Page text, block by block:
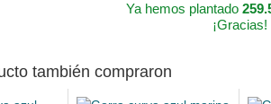
Ya hemos plantado
¡Gracias!
también compraron